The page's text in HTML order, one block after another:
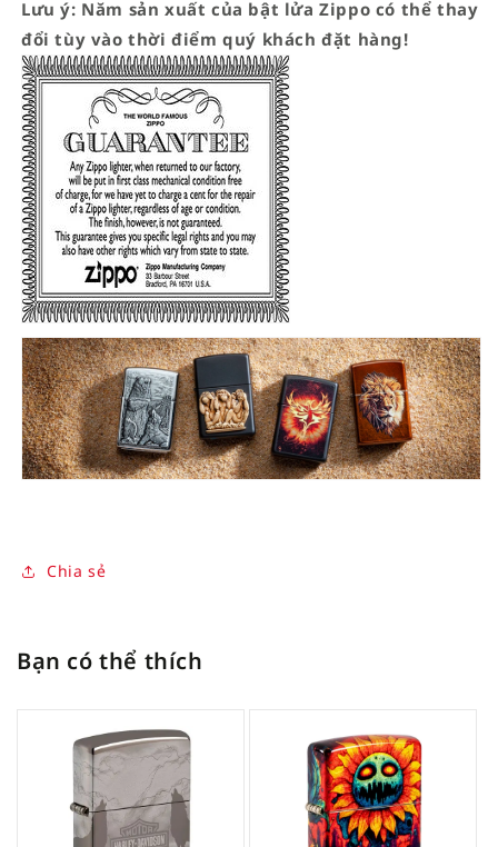
Lưu ý: Năm sản xuất của bật lửa Zippo có thể thay
đổi tùy vào thời điểm quý khách đặt hàng!
Chia sẻ
Bạn có thể thích